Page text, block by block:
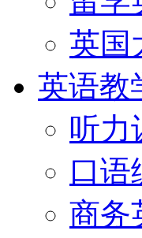
英国
英语教
听力
口语
商务